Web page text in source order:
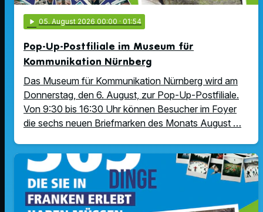
play_arrow 05. August 2026 00:00 · 01:54
Pop-Up-Postfiliale im Museum für
Kommunikation Nürnberg
Das Museum für Kommunikation Nürnberg wird am
Donnerstag, den 6. August, zur Pop-Up-Postfiliale.
Von 9:30 bis 16:30 Uhr können Besucher im Foyer
die sechs neuen Briefmarken des Monats August …